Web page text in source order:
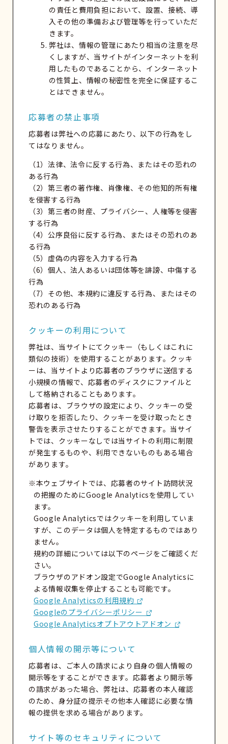
の責任と費用負担において、設置、接続、導
入その他の準備および管理等を行っていただ
きます。
弊社は、情報の管理にあたり相当の注意を尽
くしますが、当サイトがインターネットを利
用したものであることから、インターネット
の性質上、情報の秘密性を完全に保証するこ
とはできません。
応募者の禁止事項
応募者は弊社への応募にあたり、以下の行為をし
てはなりません。
（1）法律、法令に反する行為、またはその恐れの
ある行為
（2）第三者の著作権、肖像権、その他知的所有権
を侵害する行為
（3）第三者の財産、プライバシー、人権等を侵害
する行為
（4）公序良俗に反する行為、またはその恐れのあ
る行為
（5）虚偽の内容を入力する行為
（6）個人、法人あるいは団体等を誹謗、中傷する
行為
（7）その他、本規約に違反する行為、またはその
恐れのある行為
クッキーの利用について
弊社は、当サイトにてクッキー（もしくはこれに
類似の技術）を使用することがあります。クッキ
ーは、当サイトより応募者のブラウザに送信する
小規模の情報で、応募者のディスクにファイルと
して格納されることもあります。
応募者は、ブラウザの設定により、クッキーの受
け取りを拒否したり、クッキーを受け取ったとき
警告を表示させたりすることができます。当サイ
トでは、クッキーなしでは当サイトの利用に制限
が発生するものや、利用できないものもある場合
があります。
※本ウェブサイトでは、応募者のサイト訪問状況
の把握のためにGoogle Analyticsを使用してい
ます。
Google Analyticsではクッキーを利用していま
すが、このデータは個人を特定するものではあり
ません。
規約の詳細については以下のページをご確認くだ
さい。
ブラウザのアドオン設定でGoogle Analyticsに
よる情報収集を停止することも可能です。
Google Analyticsの利用規約
Googleのプライバシーポリシー
Google Analyticsオプトアウトアドオン
個人情報の開示等について
応募者は、ご本人の請求により自身の個人情報の
開示等をすることができます。応募者より開示等
の請求があった場合、弊社は、応募者の本人確認
のため、身分証の提示その他本人確認に必要な情
報の提供を求める場合があります。
サイト等のセキュリティについて